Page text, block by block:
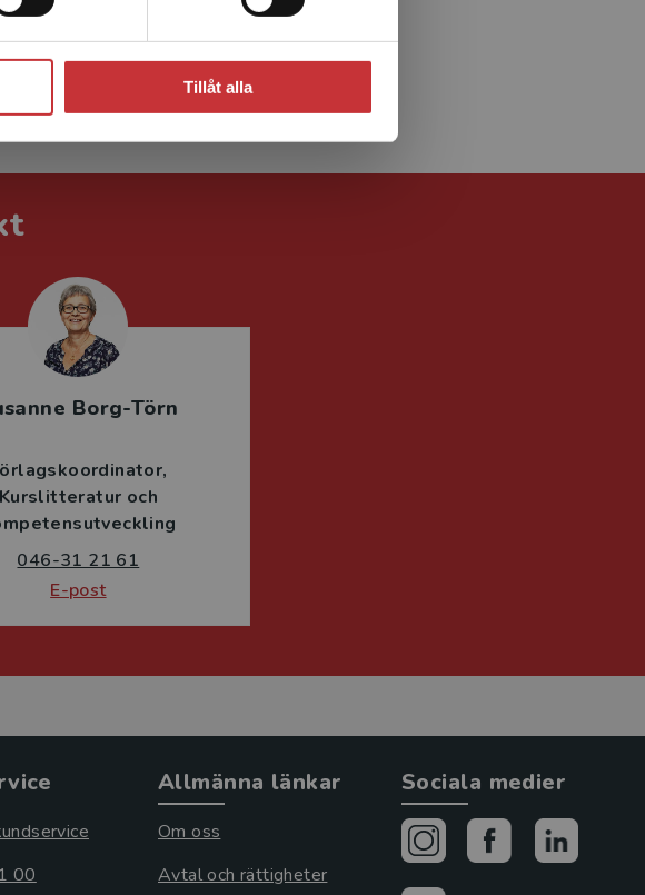
Tillåt alla
i
Borg-Törn
Kurslitteratur och
046-31 21 61
E-post
00
Allmänna länkar
Om oss
Avtal och rättigheter
Sociala medier